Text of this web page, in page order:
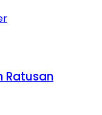
Ratusan